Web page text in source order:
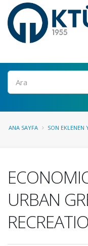
Ara
ANA SAYFA SON EKLENEN
URBAN